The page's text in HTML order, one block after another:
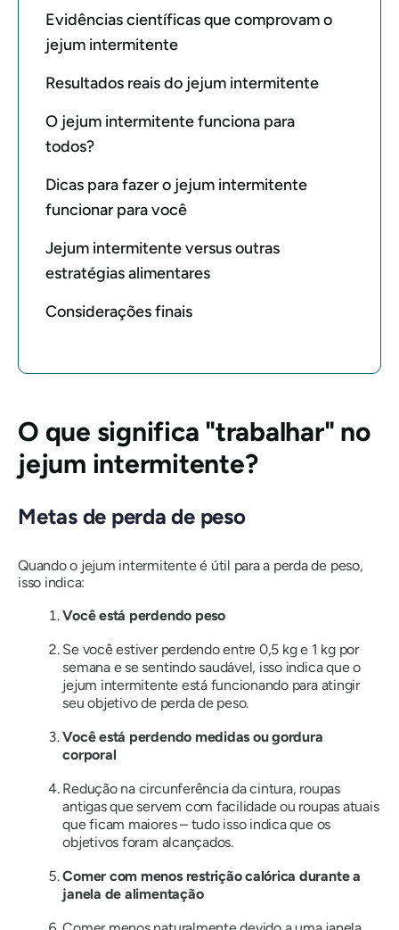
Evidências científicas que comprovam o
jejum intermitente
Resultados reais do jejum intermitente
O jejum intermitente funciona para
todos?
Dicas para fazer o jejum intermitente
funcionar para você
Jejum intermitente versus outras
estratégias alimentares
Considerações finais
O que significa "trabalhar" no
jejum intermitente?
Metas de perda de peso
Quando o jejum intermitente é útil para a perda de peso,
isso indica:
Você está perdendo peso
Se você estiver perdendo entre 0,5 kg e 1 kg por
semana e se sentindo saudável, isso indica que o
jejum intermitente está funcionando para atingir
seu objetivo de perda de peso.
Você está perdendo medidas ou gordura
corporal
Redução na circunferência da cintura, roupas
antigas que servem com facilidade ou roupas atuais
que ficam maiores – tudo isso indica que os
objetivos foram alcançados.
Comer com menos restrição calórica durante a
janela de alimentação